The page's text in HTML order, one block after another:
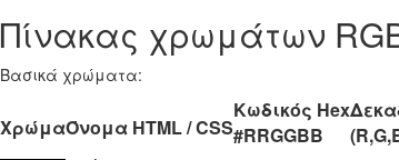
Πίνακας χρωμάτων
Βασικά χρώματα:
ΧρώμαΌνομα HTML / CSS
Κωδικός Hex
#RRGGBB